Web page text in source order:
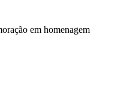
em homenagem